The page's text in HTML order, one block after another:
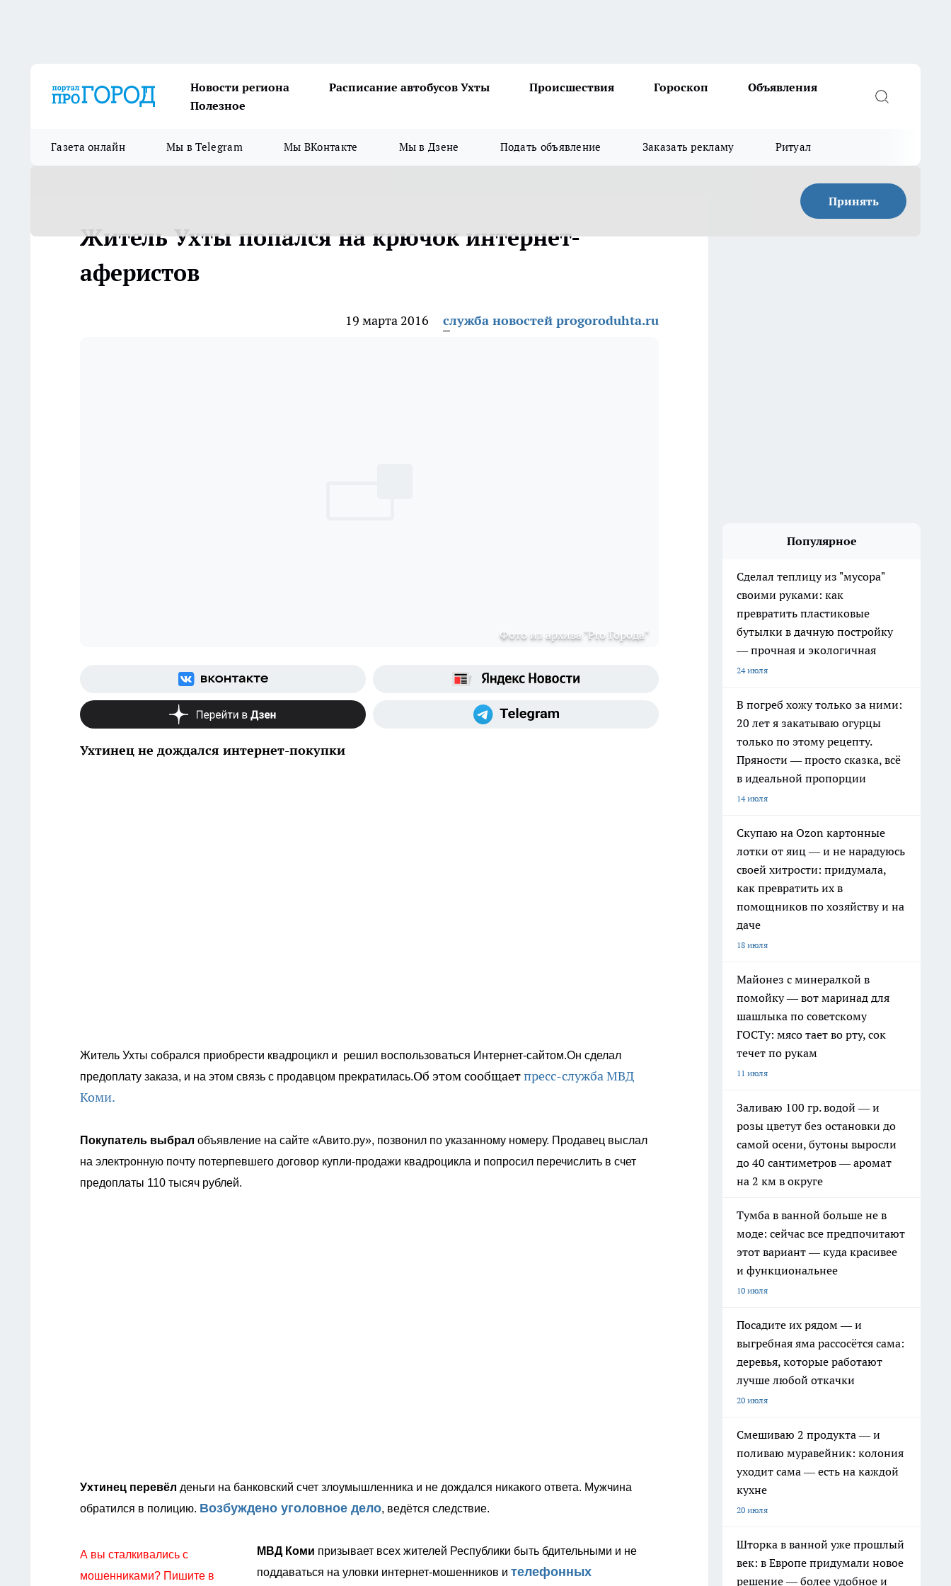
Новости региона Расписание автобусов Ухты Происшествия Гороскоп
Объявления
Полезное
Газета онлайн Мы в Telegram Мы ВКонтакте Мы в Дзене Подать объявление Заказать рекламу Ритуал
Принять
Житель Ухты попался на крючок интернет-
аферистов
19 марта 2016 служба новостей progoroduhta.ru
Фото из архива "Pro Города"
Ухтинец не дождался интернет-покупки
Житель Ухты собрался приобрести квадроцикл и решил воспользоваться Интернет-сайтом.Он сделал
предоплату заказа, и на этом связь с продавцом прекратилась.Об этом сообщаетпресс-служба МВД
Коми.
Покупатель выбрал объявление на сайте «Авито.ру», позвонил по указанному номеру. Продавец выслал
на электронную почту потерпевшего договор купли-продажи квадроцикла и попросил перечислить в счет
предоплаты 110 тысяч рублей.
Ухтинец перевёл деньги на банковский счет злоумышленника и не дождался никакого ответа. Мужчина
обратился в полицию. Возбуждено уголовное дело, ведётся следствие.
А вы сталкивались с
мошенниками? Пишите в
МВД Коми призывает всех жителей Республики быть бдительными и не
поддаваться на уловки интернет-мошенников и телефонных
Популярное
Сделал теплицу из "мусора"
своими руками: как
превратить пластиковые
бутылки в дачную постройку
— прочная и экологичная
24 июля
В погреб хожу только за ними:
20 лет я закатываю огурцы
только по этому рецепту.
Пряности — просто сказка, всё
в идеальной пропорции
14 июля
Скупаю на Ozon картонные
лотки от яиц — и не нарадуюсь
своей хитрости: придумала,
как превратить их в
помощников по хозяйству и на
даче
18 июля
Майонез с минералкой в
помойку — вот маринад для
шашлыка по советскому
ГОСТу: мясо тает во рту, сок
течет по рукам
11 июля
Заливаю 100 гр. водой — и
розы цветут без остановки до
самой осени, бутоны выросли
до 40 сантиметров — аромат
на 2 км в округе
Тумба в ванной больше не в
моде: сейчас все предпочитают
этот вариант — куда красивее
и функциональнее
10 июля
Посадите их рядом — и
выгребная яма рассосётся сама:
деревья, которые работают
лучше любой откачки
20 июля
Смешиваю 2 продукта — и
поливаю муравейник: колония
уходит сама — есть на каждой
кухне
20 июля
Шторка в ванной уже прошлый
век: в Европе придумали новое
решение — более удобное и